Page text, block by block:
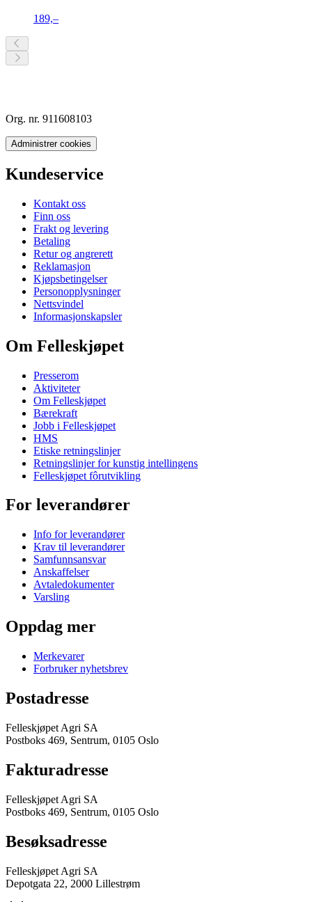
189,–
Org. nr. 911608103
Administrer cookies
Kundeservice
Kontakt oss
Finn oss
Frakt og levering
Betaling
Retur og angrerett
Reklamasjon
Kjøpsbetingelser
Personopplysninger
Nettsvindel
Informasjonskapsler
Om Felleskjøpet
Presserom
Aktiviteter
Om Felleskjøpet
Bærekraft
Jobb i Felleskjøpet
HMS
Etiske retningslinjer
Retningslinjer for kunstig intellingens
Felleskjøpet fôrutvikling
For leverandører
Info for leverandører
Krav til leverandører
Samfunnsansvar
Anskaffelser
Avtaledokumenter
Varsling
Oppdag mer
Merkevarer
Forbruker nyhetsbrev
Postadresse
Felleskjøpet Agri SA
Postboks 469, Sentrum, 0105 Oslo
Fakturadresse
Felleskjøpet Agri SA
Postboks 469, Sentrum, 0105 Oslo
Besøksadresse
Felleskjøpet Agri SA
Depotgata 22, 2000 Lillestrøm